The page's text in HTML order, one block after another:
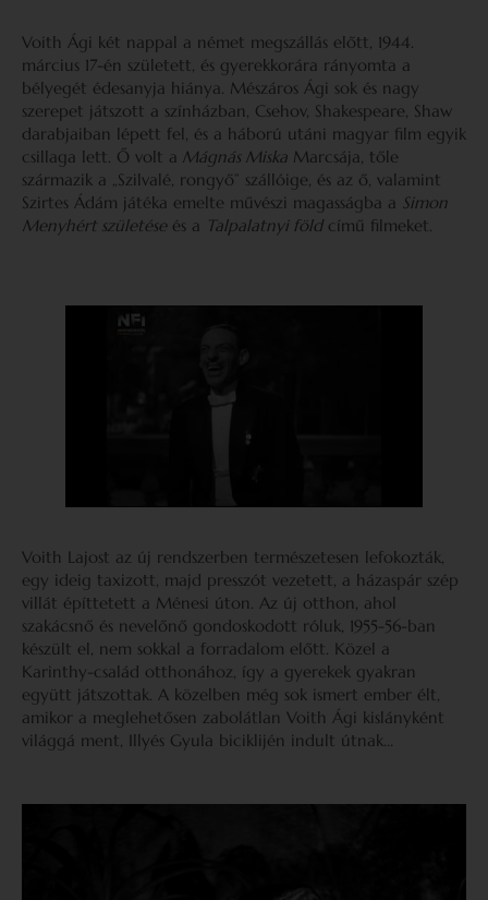
Voith Ági két nappal a német megszállás előtt, 1944.
március 17-én született, és gyerekkorára rányomta a
bélyegét édesanyja hiánya. Mészáros Ági sok és nagy
szerepet játszott a színházban, Csehov, Shakespeare, Shaw
darabjaiban lépett fel, és a háború utáni magyar film egyik
csillaga lett. Ő volt a Mágnás Miska Marcsája, tőle
származik a „Szilvalé, rongyő” szállóige, és az ő, valamint
Szirtes Ádám játéka emelte művészi magasságba a Simon
Menyhért születéseés a Talpalatnyi földcímű filmeket.
Voith Lajost az új rendszerben természetesen lefokozták,
egy ideig taxizott, majd presszót vezetett, a házaspár szép
villát építtetett a Ménesi úton. Az új otthon, ahol
szakácsnő és nevelőnő gondoskodott róluk, 1955-56-ban
készült el, nem sokkal a forradalom előtt. Közel a
Karinthy-család otthonához, így a gyerekek gyakran
együtt játszottak. A közelben még sok ismert ember élt,
amikor a meglehetősen zabolátlan Voith Ági kislányként
világgá ment, Illyés Gyula biciklijén indult útnak…